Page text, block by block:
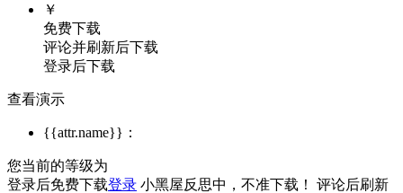
￥
免费下载
评论并刷新后下载
登录后下载
查看演示
{{attr.name}}：
您当前的等级为
登录后免费下载登录 小黑屋反思中，不准下载！ 评论后刷新